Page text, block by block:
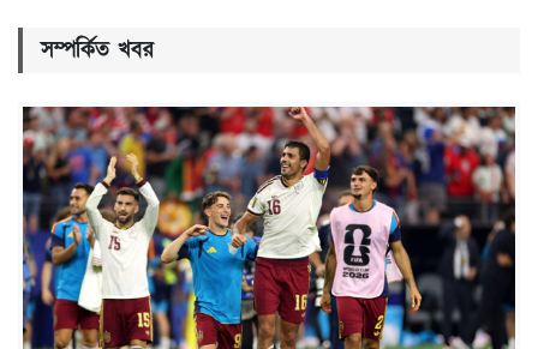
সম্পর্কিত খবর